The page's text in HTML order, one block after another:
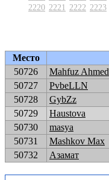
2220 2221 2222 2223
Место
50726
Mahfuz Ahmed
50727
PvbeLLN
50728
GybZz
50729
Haustova
50730
masya
50731
Mashkov Max
50732
Азамат